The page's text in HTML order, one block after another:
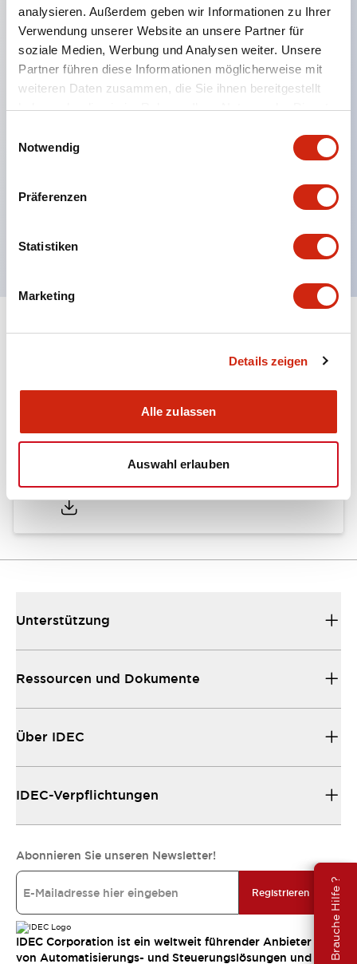
analysieren. Außerdem geben wir Informationen zu Ihrer
Verwendung unserer Website an unsere Partner für
soziale Medien, Werbung und Analysen weiter. Unsere
Partner führen diese Informationen möglicherweise mit
weiteren Daten zusammen, die Sie ihnen bereitgestellt
haben oder die sie im Rahmen Ihrer Nutzung der Dienste
Notwendig
Präferenzen
Statistiken
Marketing
Details zeigen
Alle zulassen
Auswahl erlauben
Brauche Hilfe ?
Eine dichte Montage in Gruppen ist möglich, und
das An- und Abstecken der Kontakt-Einheit ist
auch bei der dichten Montage in Gruppen einfach
durchführbar.
das An- und Abnehmen des Verriegelungshebels.
Schutzart ist Spritzwassergeschützt, IP65 (IEC
60529). (Der Summer ist geschlossen ausgeführt)
Unterstützung
Ressourcen und Dokumente
Über IDEC
IDEC-Verpflichtungen
Abonnieren Sie unseren Newsletter!
Registrieren
IDEC Corporation ist ein weltweit führender Anbieter
von Automatisierungs- und Steuerungslösungen und